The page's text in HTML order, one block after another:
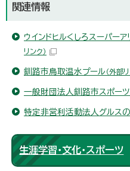
関連情報
ウインドヒルくしろスーパーア
リンク）
釧路市鳥取温水プール （外部リ
一般財団法人釧路市スポー
特定非営利活動法人グルス
生涯学習・文化・スポーツ